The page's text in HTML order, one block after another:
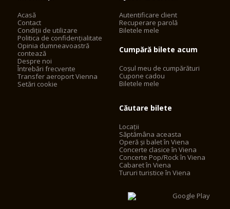
Acasă
Contact
Condiții de utilizare
Politica de confidențialitate
Opinia dumneavoastră
contează
Despre noi
Întrebări frecvente
Transfer aeroport Vienna
Setări cookie
Autentificare client
Recuperare parolă
Biletele mele
Cumpără bilete acum
Coșul meu de cumpărături
Cupone cadou
Biletele mele
Căutare bilete
Locații
Săptămâna aceasta
Operă și balet în Viena
Concerte clasice în Viena
Concerte Pop/Rock în Viena
Cabaret în Viena
Tururi turistice în Viena